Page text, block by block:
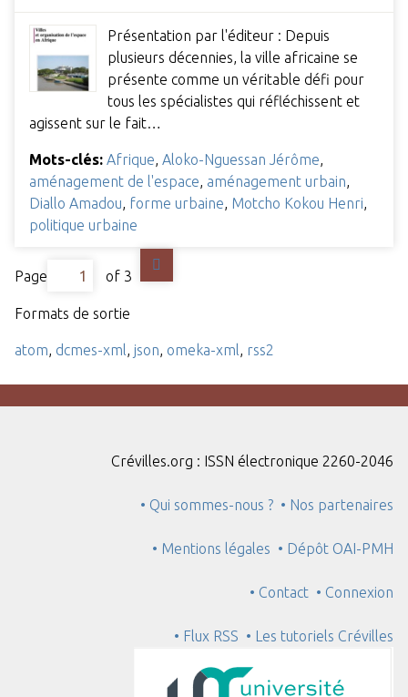
Présentation par l'éditeur : Depuis
plusieurs décennies, la ville africaine se
présente comme un véritable défi pour
tous les spécialistes qui réfléchissent et
agissent sur le fait…
Mots-clés: Afrique, Aloko-Nguessan Jérôme,
aménagement de l'espace, aménagement urbain,
Diallo Amadou, forme urbaine, Motcho Kokou Henri,
politique urbaine
Page of 3
Formats de sortie
atom, dcmes-xml, json, omeka-xml, rss2
Crévilles.org : ISSN électronique 2260-2046
• Qui sommes-nous ? • Nos partenaires
• Mentions légales • Dépôt OAI-PMH
• Contact • Connexion
• Flux RSS • Les tutoriels Crévilles